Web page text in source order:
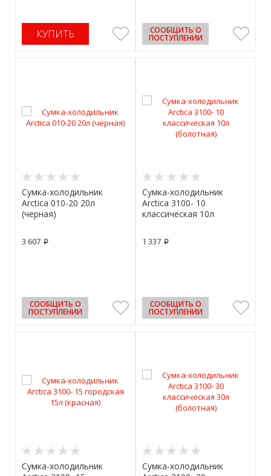
КУПИТЬ СООБЩИТЬ О
ПОСТУПЛЕНИИ
Сумка-холодильник
Arctica 010-20 20л
(черная)
3 607 p
СООБЩИТЬ О
ПОСТУПЛЕНИИ
Сумка-холодильник
Arctica 3100- 10
классическая 10л
1 337 p
СООБЩИТЬ О
ПОСТУПЛЕНИИ
Сумка-холодильник
Сумка-холодильник